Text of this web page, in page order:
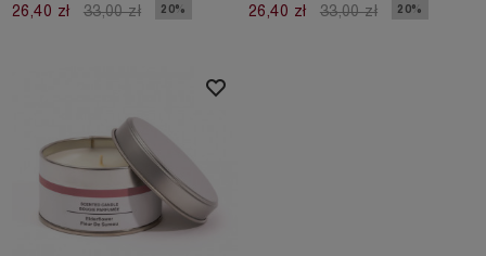
26,40 zł
33,00 zł 20%
26,40 zł
33,00 zł 20%